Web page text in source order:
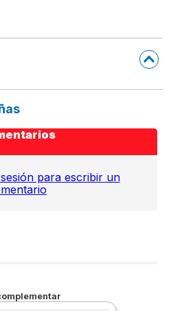
para escribir un